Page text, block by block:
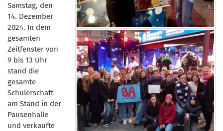
Samstag, den
14. Dezember
2024. In dem
gesamten
Zeitfenster von
9 bis 13 Uhr
stand die
gesamte
Schülerschaft
am Stand in der
Pausenhalle
und verkaufte